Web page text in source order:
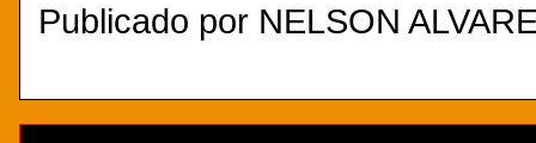
Publicado por NELSON